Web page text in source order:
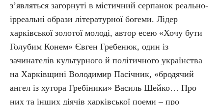
з’являться загорнуті в містичний серпанок реально-
ірреальні образи літературної богеми. Лідер
харківської золотої молоді, автор есею «Хочу бути
Голубим Конем» Євген Гребенюк, один із
зачинателів культурного й політичного українства
на Харківщині Володимир Пасічник, «бродячий
ангел із хутора Гребіники» Василь Шейко… Про
них та інших діячів харківської поеми – про